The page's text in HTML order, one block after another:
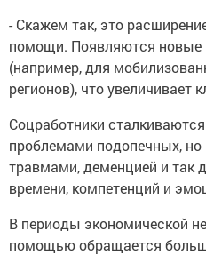
- Скажем так, это
помощи. Появляются
(например, для
регионов), что увеличивает
Соцработники
проблемами подопечных, но
травмами, деменцией и так
времени, компетенций и
В периоды экономической
помощью обращается